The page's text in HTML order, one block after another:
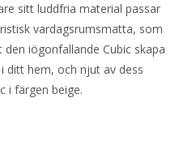
sitt luddfria material passar
vardagsrumsmatta, som
iögonfallande Cubic skapa
ditt hem, och njut av dess
i färgen beige.